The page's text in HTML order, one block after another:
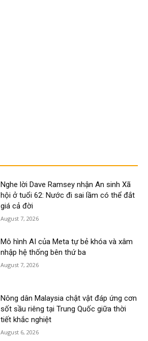
Nghe lời Dave Ramsey nhận An sinh Xã
hội ở tuổi 62: Nước đi sai lầm có thể đắt
giá cả đời
August 7, 2026
Mô hình AI của Meta tự bẻ khóa và xâm
nhập hệ thống bên thứ ba
August 7, 2026
Nông dân Malaysia chật vật đáp ứng cơn
sốt sầu riêng tại Trung Quốc giữa thời
tiết khắc nghiệt
August 6, 2026